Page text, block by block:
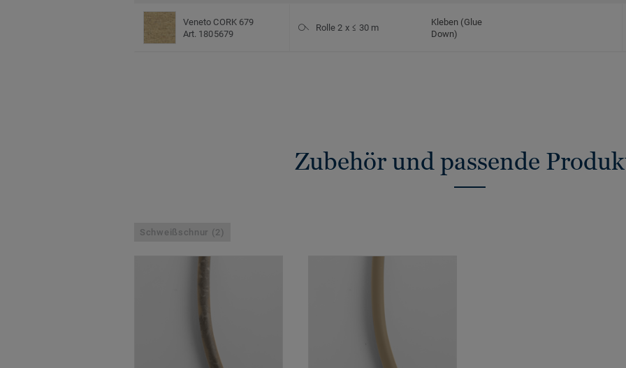
Veneto CORK 679
Art. 1805679
Rolle 2 x ≤ 30 m
Kleben (Glue
Down)
Zubehör und passende
Schweißschnur (2)